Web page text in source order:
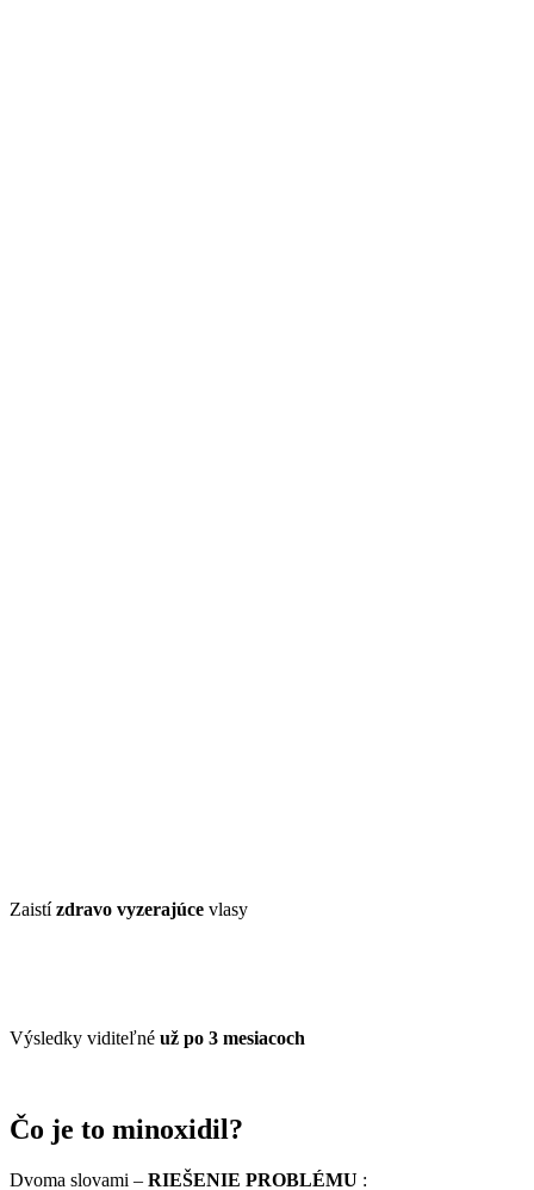
Zaistízdravo vyzerajúce vlasy
Výsledky viditeľné už po 3 mesiacoch
Čo je to minoxidil?
Dvoma slovami – RIEŠENIE PROBLÉMU :